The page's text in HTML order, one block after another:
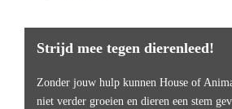
Strijd mee tegen dierenleed!
Zonder jouw hulp kunnen House of
niet verder groeien en dieren een stem